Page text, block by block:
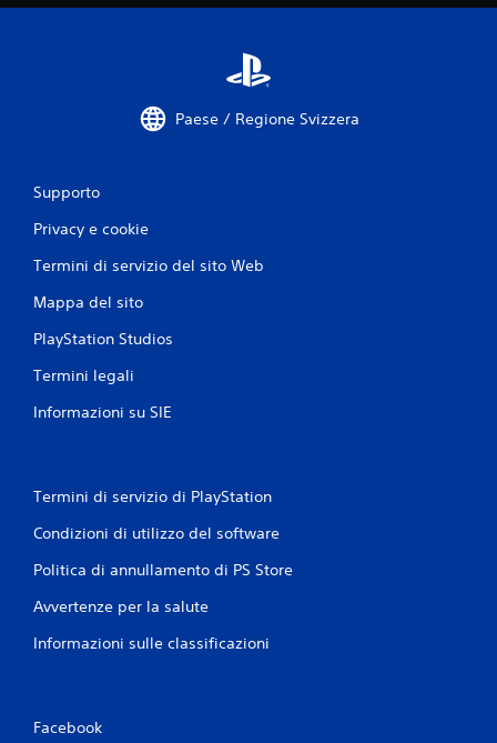
Paese / Regione Svizzera
Supporto
Privacy e cookie
Termini di servizio del sito Web
Mappa del sito
PlayStation Studios
Termini legali
Informazioni su SIE
Termini di servizio di PlayStation
Condizioni di utilizzo del software
Politica di annullamento di PS Store
Avvertenze per la salute
Informazioni sulle classificazioni
Facebook